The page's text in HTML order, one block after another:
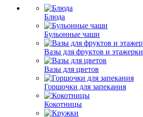
Блюда
Бульонные чаши
Вазы для фруктов и этажерки
Вазы для цветов
Горшочки для запекания
Кокотницы